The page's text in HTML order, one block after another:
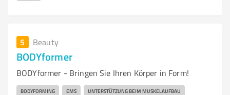
5 Beauty
BODYformer
BODYformer - Bringen Sie Ihren Körper in Form!
BODYFORMING EMS UNTERSTÜTZUNG BEIM MUSKELAUFBAU